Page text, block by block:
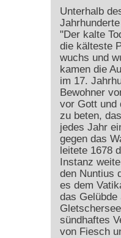
Unterhalb
"Der kalte
die kälteste
wuchs und
kamen die
im 17.
Bewohner
vor Gott und
zu beten,
jedes Jahr
gegen das
leitete 1678
Instanz
den Nuntius
es dem
das Gelübde
sündhaftes
von Fiesch